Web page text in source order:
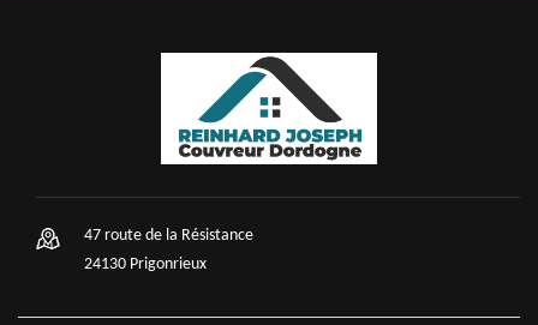
47 route de la Résistance
24130 Prigonrieux